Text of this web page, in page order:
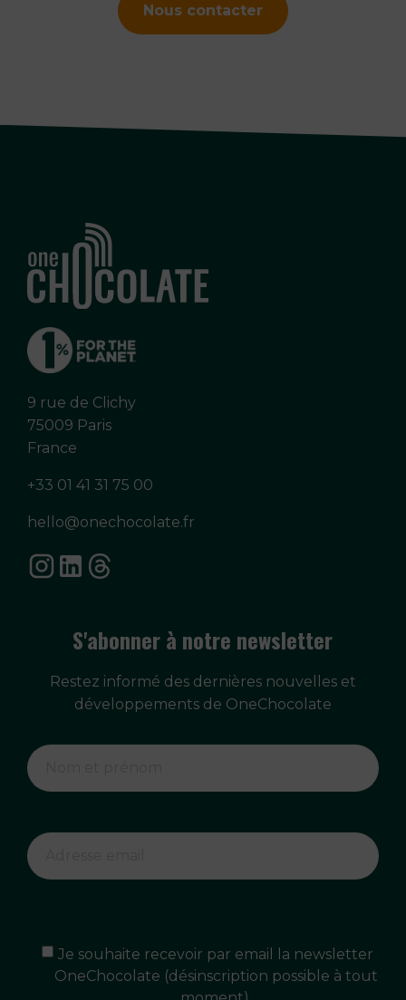
Nous contacter
9 rue de Clichy
75009 Paris
France
+33 01 41 31 75 00
hello@onechocolate.fr
S'abonner à notre newsletter
Restez informé des dernières nouvelles et
développements de OneChocolate
Je souhaite recevoir par email la newsletter
OneChocolate (désinscription possible à tout